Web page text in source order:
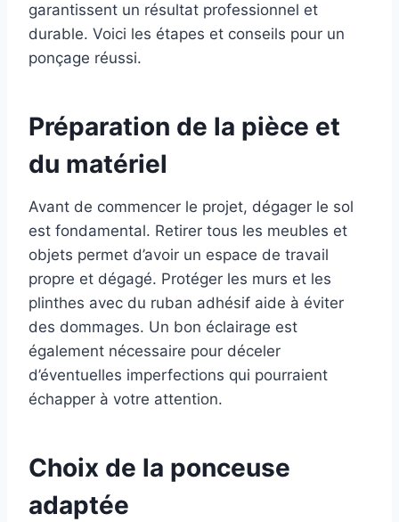
garantissent un résultat professionnel et
durable. Voici les étapes et conseils pour un
ponçage réussi.
Préparation de la pièce et
du matériel
Avant de commencer le projet, dégager le sol
est fondamental. Retirer tous les meubles et
objets permet d’avoir un espace de travail
propre et dégagé. Protéger les murs et les
plinthes avec du ruban adhésif aide à éviter
des dommages. Un bon éclairage est
également nécessaire pour déceler
d’éventuelles imperfections qui pourraient
échapper à votre attention.
Choix de la ponceuse
adaptée